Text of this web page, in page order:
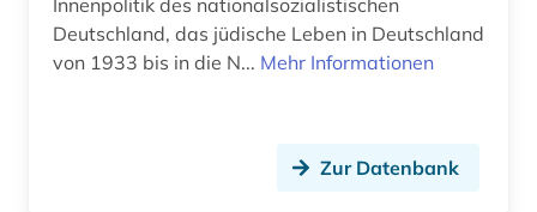
holocaust (13)
häftlinge (1)
Innenpolitik des nationalsozialistischen
Deutschland, das jüdische Leben in Deutschland
von 1933 bis in die N... Mehr Informationen
Zur Datenbank